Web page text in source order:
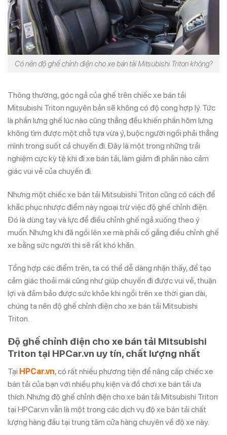
Có nên độ ghế chỉnh điện cho xe bán tải Mitsubishi Triton không?
Thông thường, góc ngả của ghế trên chiếc xe bán tải
Mitsubishi Triton nguyên bản sẽ không có độ cong hợp lý. Tức
là phần lưng ghế lúc nào cũng thẳng đều khiến phần hõm lưng
không tìm được một chỗ tựa vừa ý, buộc người ngồi phải thẳng
mình trong suốt cả chuyến đi. Đây là một trong những trải
nghiệm cực kỳ tệ khi đi xe bán tải, làm giảm đi phần nào cảm
giác vui vẻ của chuyến đi.
Nhưng một chiếc xe bán tải Mitsubishi Triton cũng có cách để
khắc phục nhược điểm này ngoại trừ việc độ ghế chỉnh điện.
Đó là dùng tay và lực để điều chỉnh ghế ngả xuống theo ý
muốn. Nhưng khi đã ngồi lên xe mà phải cố gắng điều chỉnh ghế
xe bằng sức người thì sẽ rất khó khăn.
Tổng hợp các điểm trên, ta có thể dễ dàng nhận thấy, để tạo
cảm giác thoải mái cũng như giúp chuyến đi được vui vẻ, thuận
lợi và đảm bảo được sức khỏe khi ngồi trên xe thời gian dài,
chúng ta nên độ ghế chỉnh điện cho xe bán tải Mitsubishi
Triton.
Độ ghế chỉnh điện cho xe bán tải Mitsubishi
Triton tại HPCar.vn uy tín, chất lượng nhất
Tại HPCar.vn, có rất nhiều phương tiện để nâng cấp chiếc xe
bán tải của bạn với nhiều phụ kiện và đồ chơi xe bán tải ưa
thích. Nhưng độ ghế chỉnh điện cho xe bán tải Mitsubishi Triton
tại HPCar.vn vẫn là một trong các dịch vụ độ xe bán tải chất
lượng hàng đầu tại trung tâm cửa hàng chuyên về độ xe này.